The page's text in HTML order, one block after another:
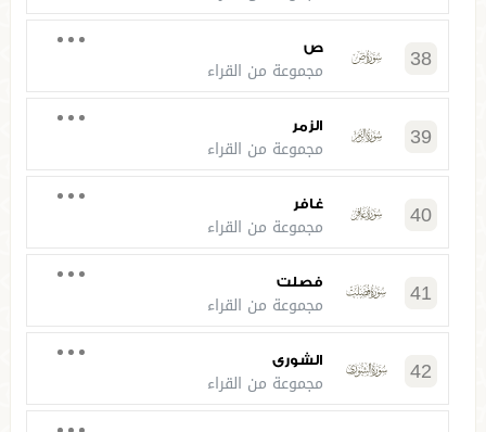
38 ص
مجموعة من القراء
39 الزمر
مجموعة من القراء
40 غافر
مجموعة من القراء
41 فصلت
مجموعة من القراء
42 الشورى
مجموعة من القراء